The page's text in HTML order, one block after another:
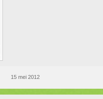
15 mei 2012